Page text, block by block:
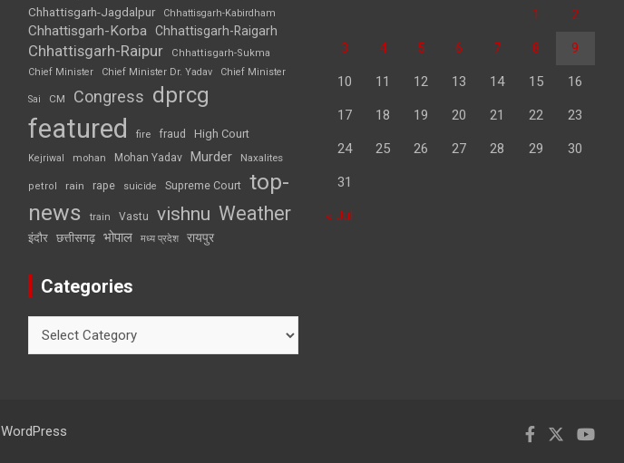
Chhattisgarh-Jagdalpur Chhattisgarh-Kabirdham
Chhattisgarh-Korba Chhattisgarh-Raigarh
Chhattisgarh-Raipur
Chhattisgarh-Sukma
Chief Minister
Chief Minister Dr. Yadav Chief Minister
Sai CM Congress dprcg
featured fire fraud High Court
Kejriwal mohan Mohan Yadav Murder Naxalites
petrol rain rape suicide Supreme Court top-
news
train Vastu vishnu Weather
इंदौर छत्तीसगढ़ भोपाल मध्य प्रदेश रायपुर
Categories
1 2
3 4 5 6 7 8 9
10 11 12 13 14 15 16
17 18 19 20 21 22 23
24 25 26 27 28 29 30
31
« Jul
WordPress